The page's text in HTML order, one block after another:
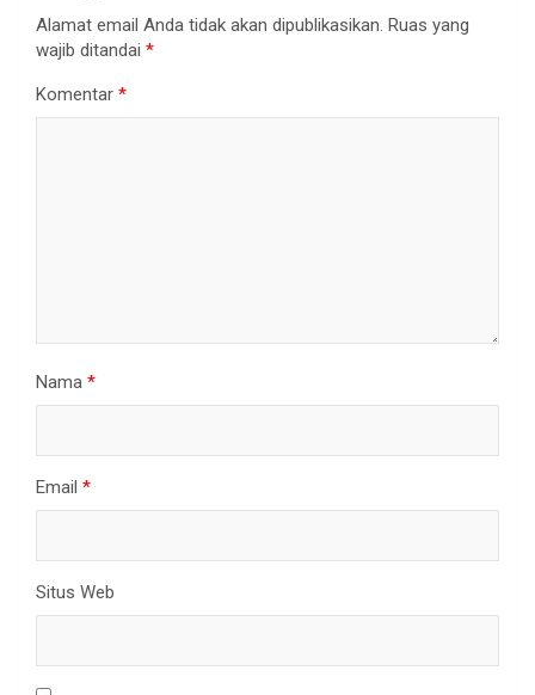
Alamat email Anda tidak akan dipublikasikan. Ruas yang
wajib ditandai *
Komentar *
Nama *
Email *
Situs Web